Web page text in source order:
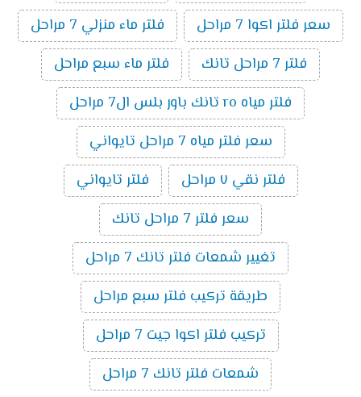
سعر فلتر اكوا 7 مراحل
فلتر ماء منزلي 7 مراحل
فلتر 7 مراحل تانك
فلتر ماء سبع مراحل
فلتر مياه ro تانك باور بلس ال7 مراحل
سعر فلتر مياه 7 مراحل تايواني
فلتر نقي ٧ مراحل
فلتر تايواني
سعر فلتر 7 مراحل تانك
تغيير شمعات فلتر تانك 7 مراحل
طريقة تركيب فلتر سبع مراحل
تركيب فلتر اكوا جيت 7 مراحل
شمعات فلتر تانك 7 مراحل